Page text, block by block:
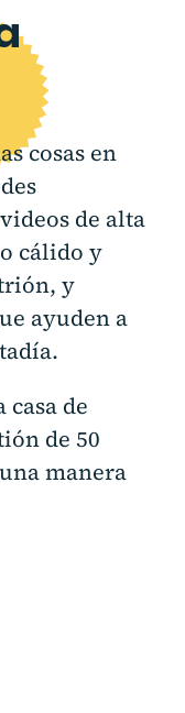
cosas en
de alta
cálido y
y
ayuden a
de
de 50
manera